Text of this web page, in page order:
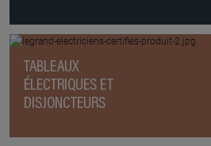
TABLEAUX
ÉLECTRIQUES ET
DISJONCTEURS